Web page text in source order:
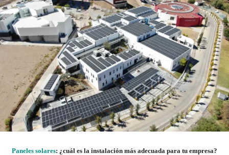
Paneles solares: ¿cuál es la instalación más adecuada para tu empresa?